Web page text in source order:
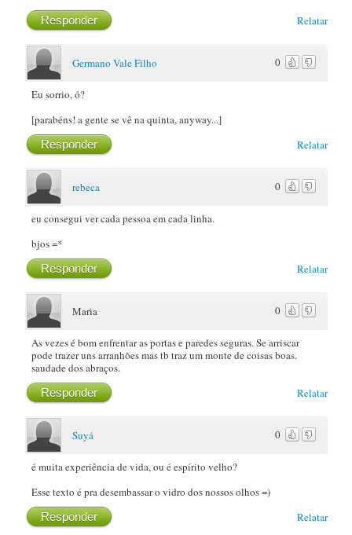
Relatar
Responder
0
Germano Vale Filho
Eu sorrio, ó?
[parabéns! a gente se vê na quinta, anyway...]
Relatar
Responder
0
rebeca
eu consegui ver cada pessoa em cada linha.
bjos =*
Relatar
Responder
0
Maria
As vezes é bom enfrentar as portas e paredes seguras. Se arriscar
pode trazer uns arranhões mas tb traz um monte de coisas boas.
saudade dos abraços.
Relatar
Responder
0
Suyá
é muita experiência de vida, ou é espírito velho?
Esse texto é pra desembassar o vidro dos nossos olhos =)
Relatar
Responder